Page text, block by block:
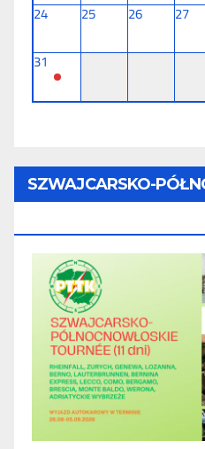
24
25 26 27
31
SZWAJCARSKO-